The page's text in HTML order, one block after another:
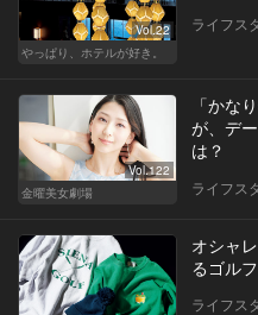
Vol.22
やっぱり、ホテルが好き。
ライフス
Vol.122
金曜美女劇場
「かな
が、デ
は？
ライフス
オシャ
るゴル
ライフス